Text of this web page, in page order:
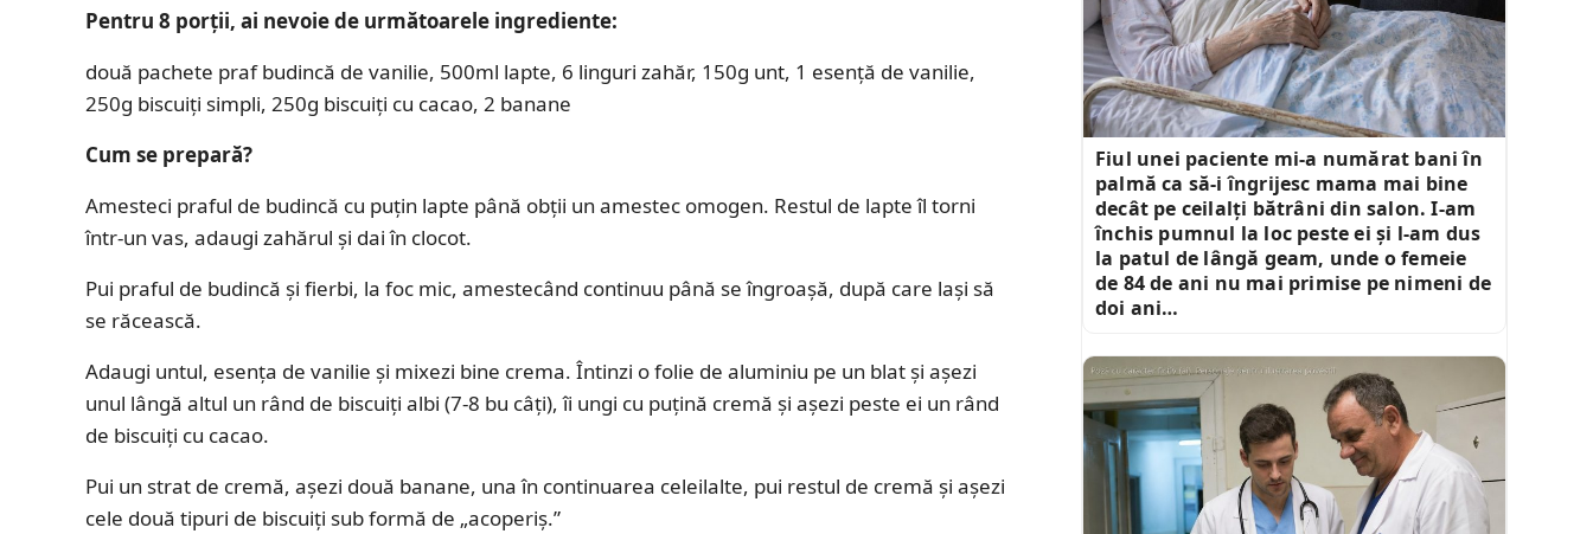
Pentru 8 porţii, ai nevoie de următoarele ingrediente:
două pachete praf budincă de vanilie, 500ml lapte, 6 linguri zahăr, 150g unt, 1 esenţă de vanilie,
250g biscuiţi simpli, 250g biscuiţi cu cacao, 2 banane
Cum se prepară?
Amesteci praful de budincă cu puţin lapte până obţii un amestec omogen. Restul de lapte îl torni
într-un vas, adaugi zahărul şi dai în clocot.
Pui praful de budincă şi fierbi, la foc mic, amestecând continuu până se îngroaşă, după care laşi să
se răcească.
Adaugi untul, esenţa de vanilie şi mixezi bine crema. Întinzi o folie de aluminiu pe un blat şi aşezi
unul lângă altul un rând de biscuiţi albi (7-8 bu câţi), îi ungi cu puţină cremă şi aşezi peste ei un rând
de biscuiţi cu cacao.
Pui un strat de cremă, aşezi două banane, una în continuarea celeilalte, pui restul de cremă şi aşezi
cele două tipuri de biscuiţi sub formă de „acoperiş.”
Fiul unei paciente mi-a numărat bani în
palmă ca să-i îngrijesc mama mai bine
decât pe ceilalți bătrâni din salon. I-am
închis pumnul la loc peste ei și l-am dus
la patul de lângă geam, unde o femeie
de 84 de ani nu mai primise pe nimeni de
doi ani…